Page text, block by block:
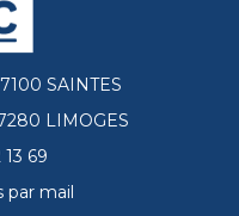
SAINTES
LIMOGES
69
par mail